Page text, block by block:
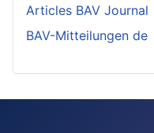
Articles BAV Journal
BAV-Mitteilungen de